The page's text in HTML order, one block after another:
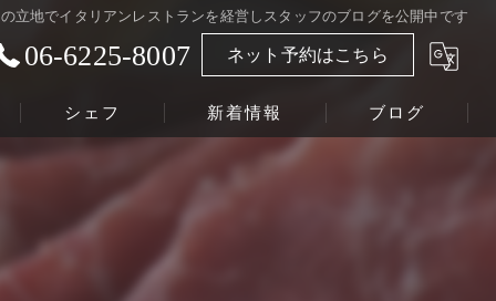
立地でイタリアンレストランを経営しスタッフのブログを公開中です
06-6225-8007 ネット予約はこちら
シェフ 新着情報 ブログ